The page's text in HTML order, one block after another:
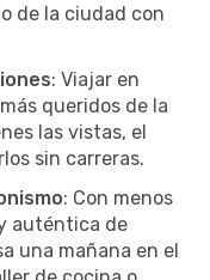
de la ciudad con
: Viajar en
queridos de la
las vistas, el
sin carreras.
: Con menos
auténtica de
una mañana en el